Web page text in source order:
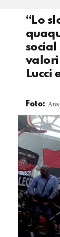
“Lo
valori
Foto: